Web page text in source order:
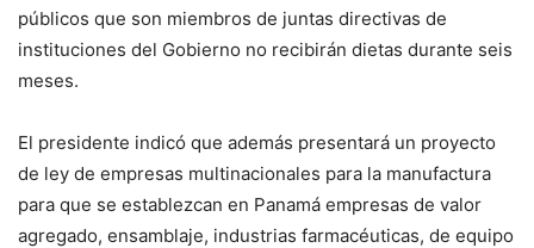
públicos que son miembros de juntas directivas de
instituciones del Gobierno no recibirán dietas durante seis
meses.
El presidente indicó que además presentará un proyecto
de ley de empresas multinacionales para la manufactura
para que se establezcan en Panamá empresas de valor
agregado, ensamblaje, industrias farmacéuticas, de equipo